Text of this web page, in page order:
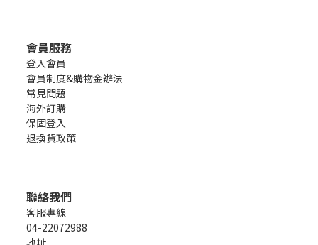
會員服務
登入會員
會員制度&購物金辦法
常見問題
海外訂購
保固登入
退換貨政策
聯絡我們
客服專線
04-22072988
地址